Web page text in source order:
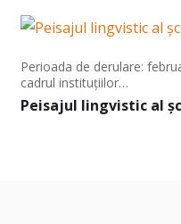
Peisajul lingvistic al
Perioada de derulare:
cadrul instituțiilor…